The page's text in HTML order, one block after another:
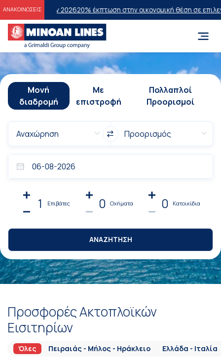
ΑΝΑΚΟΙΝΩΣΕΙΣ
202620% έκπτωση στην οικονομική θέση σε επιλεγμένα
Μονή
διαδρομή
Με
επιστροφή
Πολλαπλοί
Προορισμοί
1 Επιβάτες 0 Οχήματα 0 Κατοικίδια
ΑΝΑΖΗΤΗΣΗ
Προσφορές Ακτοπλοϊκών
Εισιτηρίων
Όλες Πειραιάς - Μήλος - Ηράκλειο Ελλάδα - Ιταλία